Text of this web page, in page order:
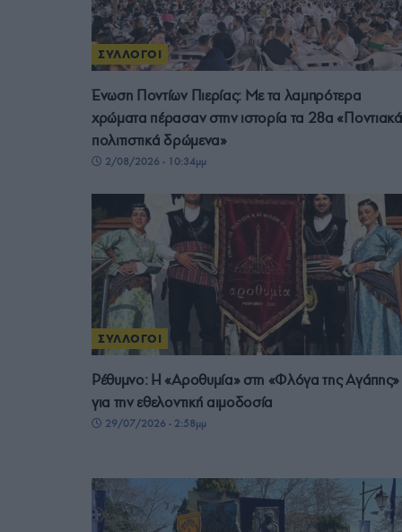
ΣΥΛΛΟΓΟΙ
Ένωση Ποντίων Πιερίας: Με τα λαμπρότερα
χρώματα πέρασαν στην ιστορία τα 28α «Ποντιακά
πολιτιστικά δρώμενα»
2/08/2026 - 10:34μμ
ΣΥΛΛΟΓΟΙ
Ρέθυμνο: Η «Αροθυμία» στη «Φλόγα της Αγάπης»
για την εθελοντική αιμοδοσία
29/07/2026 - 2:58μμ